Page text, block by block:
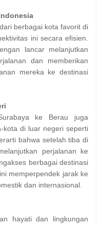
berbagai kota favorit di
ini secara efisien.
lancar melanjutkan
dan memberikan
mereka ke destinasi
ke Berau juga
kota di luar negeri seperti
bahwa setelah tiba di
perjalanan ke
berbagai destinasi
memperpendek jarak ke
dan internasional.
hayati dan lingkungan